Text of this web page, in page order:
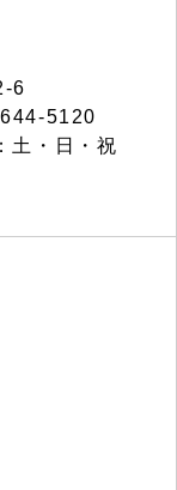
6
5120
土・日・祝